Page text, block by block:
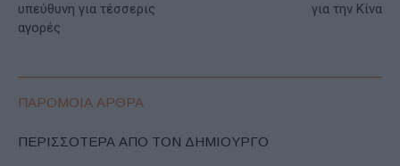
υπεύθυνη για τέσσερις
αγορές
για την Κίνα
ΠΑΡΟΜΟΙΑ ΑΡΘΡΑ
ΠΕΡΙΣΣΟΤΕΡΑ ΑΠΟ ΤΟΝ ΔΗΜΙΟΥΡΓΟ